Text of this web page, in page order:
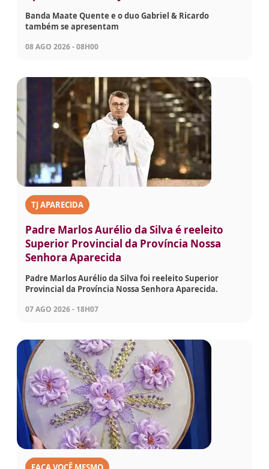
Banda Maate Quente e o duo Gabriel & Ricardo
também se apresentam
08 AGO 2026 - 08H00
TJ APARECIDA
Padre Marlos Aurélio da Silva é reeleito
Superior Provincial da Província Nossa
Senhora Aparecida
Padre Marlos Aurélio da Silva foi reeleito Superior
Provincial da Província Nossa Senhora Aparecida.
07 AGO 2026 - 18H07